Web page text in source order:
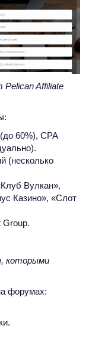
Pelican Affiliate
60%), CPA
(несколько
Вулкан»,
Казино», «Слот
Group.
которыми
форумах: